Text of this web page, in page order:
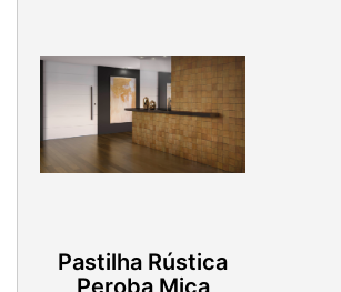
Pastilha Rústica
Peroba Mica